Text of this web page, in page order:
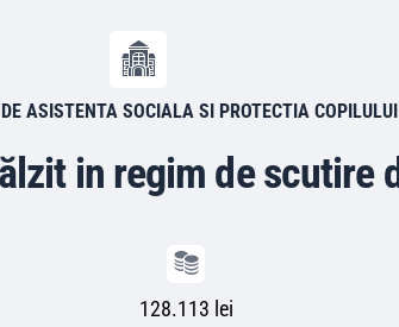
ASISTENTA SOCIALA SI PROTECTIA
in regim de scutire
128.113 lei